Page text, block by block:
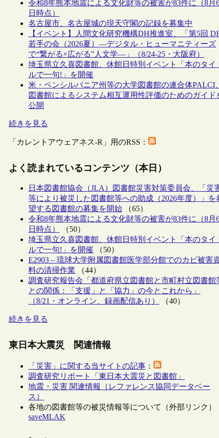
令和8年熊本地震による文化財等の被害が83件に（8月
日時点）
名古屋市、名古屋城の現天守閣の記録を募集中
【イベント】人間文化研究機構DH推進室、「第5回
若手の会（2026夏）―デジタル・ヒューマニティーズ
で“繋がる×広がる”人文学―」（8/24-25・大阪府）
埼玉県立久喜図書館、休館日特別イベント「本のタイ
ルで一句!」を開催
米・ペンシルバニア州等の大学図書館の連合体PALCI、
図書館によるシステム相互運用性評価のためのガイド
公開
続きを見る
「カレントアウェアネス-R」用のRSS：
よく読まれているコンテンツ（本日）
日本図書館協会（JLA）図書館災害対策委員会、「災
等により被災した図書館等への助成（2026年度）」を
望する図書館の募集を開始 （65）
令和8年熊本地震による文化財等の被害が83件に（8月
日時点）
（50）
埼玉県立久喜図書館、休館日特別イベント「本のタイ
ルで一句!」を開催 （50）
E2903 – 琉球大学附属図書館医学部分館でのカビ被害
料の清掃作業 （44）
調査研究報告会「都道府県立図書館と市町村立図書館
との関係：「支援」と「協力」の今とこれから」
（8/21・オンライン、録画配信あり）
（40）
続きを見る
東日本大震災 関連情報
「災害」に関する当サイトの記事 ：
調査研究リポート「東日本大震災と図書館」
地震・災害 関連情報（レファレンス協同データベー
ス）
各地の図書館等の被災情報等について（外部リンク）
saveMLAK